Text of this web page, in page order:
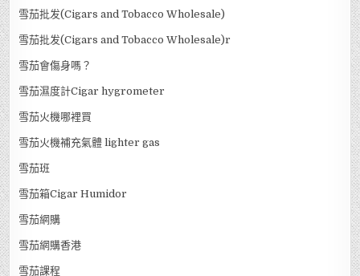
雪茄批发(Cigars and Tobacco Wholesale)
雪茄批发(Cigars and Tobacco Wholesale)r
雪茄會傷身嗎？
雪茄濕度計Cigar hygrometer
雪茄火機哪裡買
雪茄火機補充氣體 lighter gas
雪茄班
雪茄箱Cigar Humidor
雪茄網購
雪茄網購香港
雪茄課程